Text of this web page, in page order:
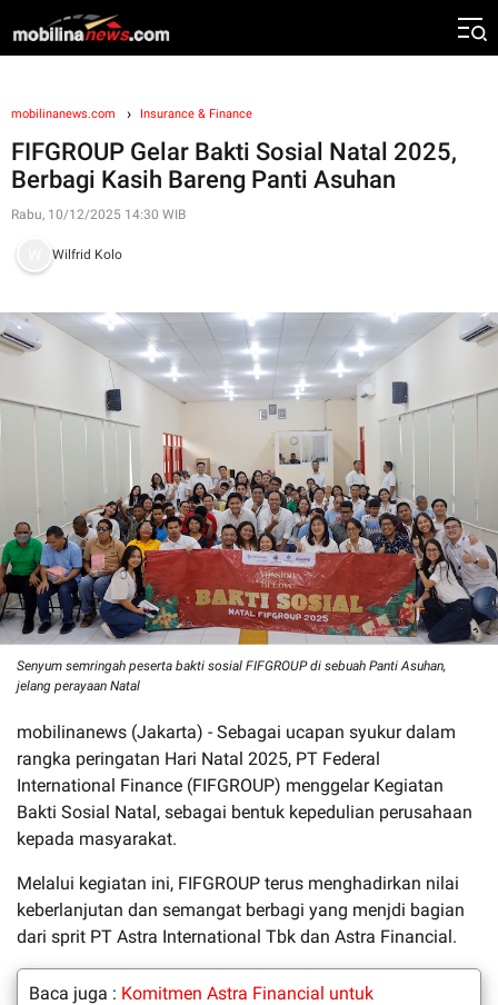
mobilinanews.com Insurance & Finance
FIFGROUP Gelar Bakti Sosial Natal 2025,
Berbagi Kasih Bareng Panti Asuhan
Rabu, 10/12/2025 14:30 WIB
Wilfrid Kolo
Senyum semringah peserta bakti sosial FIFGROUP di sebuah Panti Asuhan,
jelang perayaan Natal
mobilinanews (Jakarta) - Sebagai ucapan syukur dalam
rangka peringatan Hari Natal 2025, PT Federal
International Finance (FIFGROUP) menggelar Kegiatan
Bakti Sosial Natal, sebagai bentuk kepedulian perusahaan
kepada masyarakat.
Melalui kegiatan ini, FIFGROUP terus menghadirkan nilai
keberlanjutan dan semangat berbagi yang menjdi bagian
dari sprit PT Astra International Tbk dan Astra Financial.
Baca juga : Komitmen Astra Financial untuk